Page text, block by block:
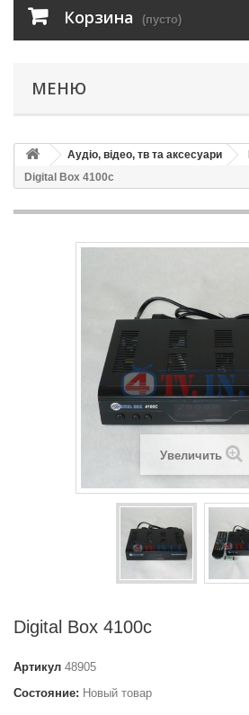
Корзина (пусто)
МЕНЮ
Аудіо, відео, тв та аксесуари
Digital Box 4100c
Увеличить
Digital Box 4100c
Артикул 48905
Состояние: Новый товар